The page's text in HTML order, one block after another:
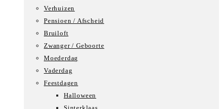
Verhuizen
Pensioen / Afscheid
Bruiloft
Zwanger / Geboorte
Moederdag
Vaderdag
Feestdagen
Halloween